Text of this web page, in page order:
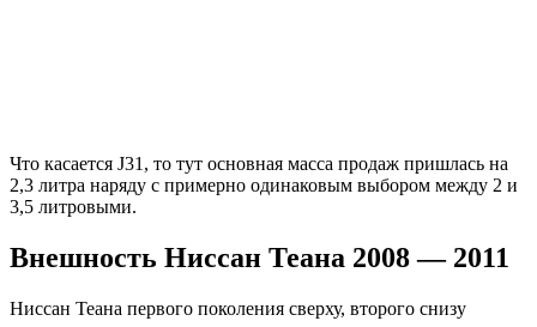
Что касается J31, то тут основная масса продаж пришлась на
2,3 литра наряду с примерно одинаковым выбором между 2 и
3,5 литровыми.
Внешность Ниссан Теана 2008 — 2011
Ниссан Теана первого поколения сверху, второго снизу